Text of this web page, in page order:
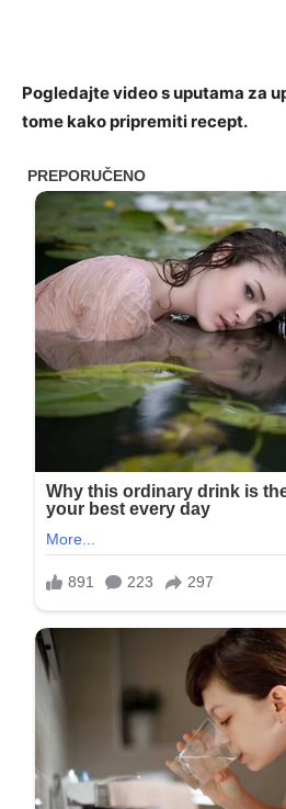
Pogledajte video s uputama za
tome kako pripremiti recept.